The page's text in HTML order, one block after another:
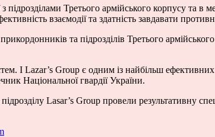
Третього армійського корпусу та в
взаємодії та здатність завдавати
та підрозділів Третього
І Lazar’s Group є одним із найбільш
Національної гвардії України.
Lasar’s Group провели результативну